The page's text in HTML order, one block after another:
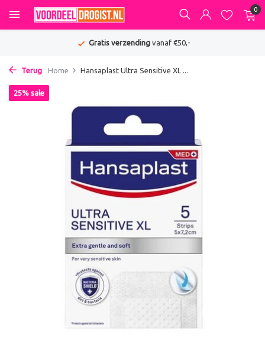
0
Gratis verzendingvanaf €50,-
Terug Home Hansaplast Ultra Sensitive XL ...
25% sale